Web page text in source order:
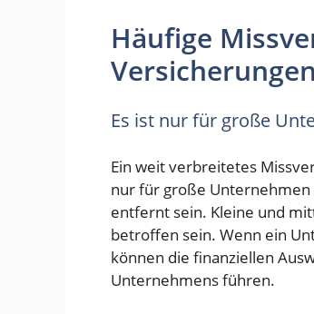
Häufige
Versicherungen
Es ist nur für große
Ein weit verbreitetes
nur für große
entfernt sein. Kleine und
betroffen sein. Wenn ein
können die finanziellen
Unternehmens führen.